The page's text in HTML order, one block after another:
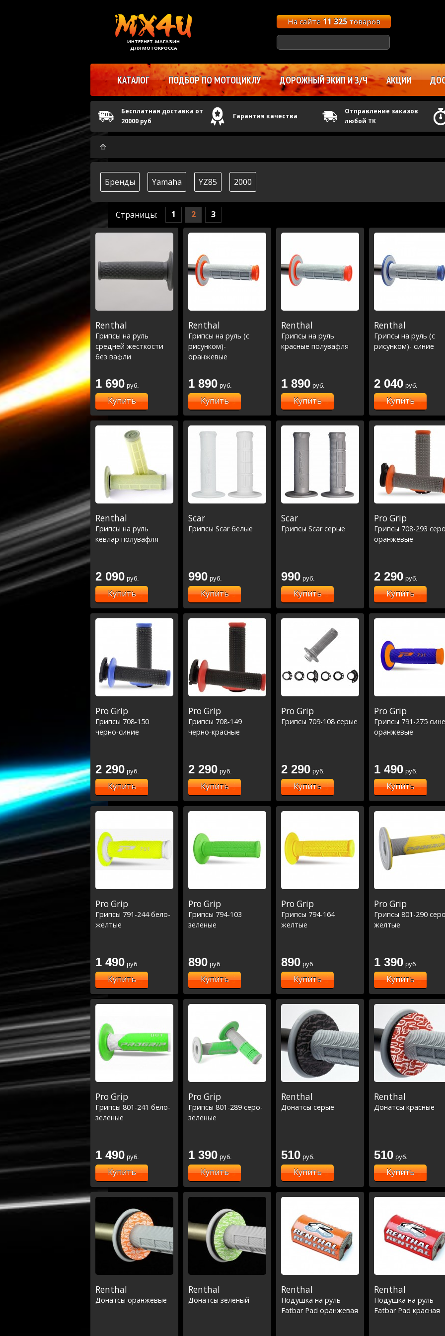
Бренды Yamaha YZ85 2000
Страницы: 1 2 3
Renthal
Грипсы на руль
средней жесткости
без вафли
1 690 руб.
Купить
Renthal
Грипсы на руль (с
рисунком)-
оранжевые
1 890 руб.
Купить
Renthal
Грипсы на руль
красные полувафля
1 890 руб.
Купить
Renthal
Грипсы на руль (с
рисунком)- синие
2 040 руб.
Купить
Renthal
Грипсы на руль
кевлар полувафля
2 090 руб.
Купить
Scar
Грипсы Scar белые
990 руб.
Купить
Scar
Грипсы Scar серые
990 руб.
Купить
Pro Grip
Грипсы 708-293
оранжевые
2 290 руб.
Купить
Pro Grip
Грипсы 708-150
черно-синие
2 290 руб.
Купить
Pro Grip
Грипсы 708-149
черно-красные
2 290 руб.
Купить
Pro Grip
Грипсы 709-108 серые
2 290 руб.
Купить
Pro Grip
Грипсы 791-275
оранжевые
1 490 руб.
Купить
Pro Grip
Грипсы 791-244 бело-
желтые
1 490 руб.
Купить
Pro Grip
Грипсы 794-103
зеленые
890 руб.
Купить
Pro Grip
Грипсы 794-164
желтые
890 руб.
Купить
Pro Grip
Грипсы 801-290
желтые
1 390 руб.
Купить
Pro Grip
Грипсы 801-241 бело-
зеленые
1 490 руб.
Купить
Pro Grip
Грипсы 801-289 серо-
зеленые
1 390 руб.
Купить
Renthal
Донатсы серые
510 руб.
Купить
Renthal
Донатсы красные
510 руб.
Купить
Renthal
Донатсы оранжевые
Renthal
Донатсы зеленый
Renthal
Подушка на руль
Fatbar Pad оранжевая
Renthal
Подушка на руль
Fatbar Pad красная
ИНТЕРНЕТ-МАГАЗИН
ДЛЯ МОТОКРОССА
На сайте11 325товаров
КАТАЛОГ ПОДБОР ПО МОТОЦИКЛУ ДОРОЖНЫЙ ЭКИП И З/Ч АКЦИИ
Бесплатная доставка от
20000 руб
Гарантия качества
Отправление заказов
любой ТК